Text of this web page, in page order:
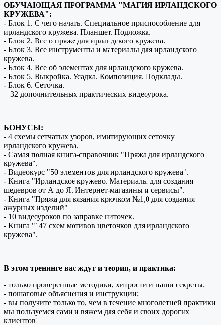
ОБУЧАЮЩАЯ ПРОГРАММА "МАГИЯ ИРЛАНДСКОГО
КРУЖЕВА":
- Блок 1. С чего начать. Специальное приспособление для
ирландского кружева. Планшет. Подложка.
- Блок 2. Все о пряже для ирландского кружева.
- Блок 3. Все инструменты и материалы для ирландского
кружева.
- Блок 4. Все об элементах для ирландского кружева.
- Блок 5. Выкройка. Усадка. Композиция. Подклады.
- Блок 6. Сеточка.
+ 32 дополнительных практических видеоурока.
БОНУСЫ:
- 4 схемы сетчатых узоров, имитирующих сеточку
ирландского кружева.
- Самая полная книга-справочник "Пряжа для ирландского
кружева".
- Видеокурс "50 элементов для ирландского кружева".
- Книга "Ирландское кружево. Материалы для создания
шедевров от А до Я. Интернет-магазины и сервисы".
- Книга "Пряжа для вязания крючком №1,0 для создания
ажурных изделий"
- 10 видеоуроков по заправке ниточек.
- Книга "147 схем мотивов цветочков для ирландского
кружева".
В этом тренинге вас ждут и теория, и практика:
- только проверенные методики, хитрости и наши секреты;
- пошаговые объяснения и инструкции;
- вы получите только то, чем в течение многолетней практики
мы пользуемся сами и вяжем для себя и своих дорогих
клиентов!